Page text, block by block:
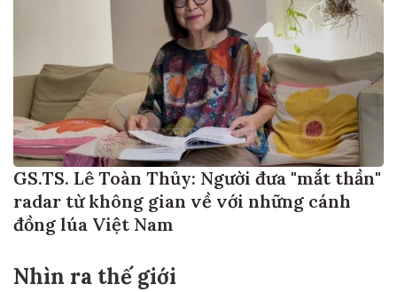
GS.TS. Lê Toàn Thủy: Người đưa "mắt thần"
radar từ không gian về với những cánh
đồng lúa Việt Nam
Nhìn ra thế giới